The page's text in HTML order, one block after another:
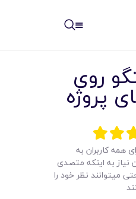
خانه
ها
آموزش
روی
پروژه
همه کاربران به
به اینکه متصدی
میتوانند نظر خود را